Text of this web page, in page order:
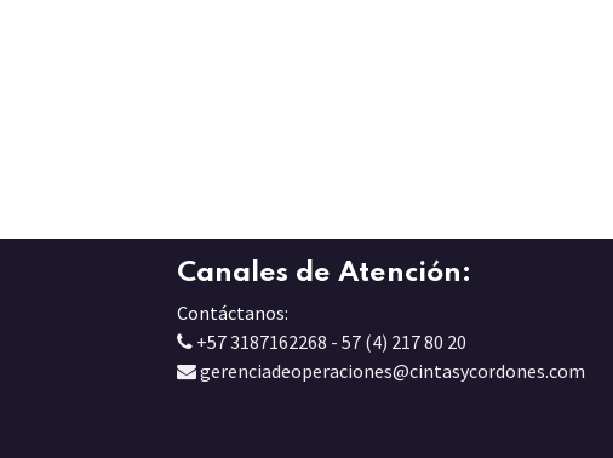
Canales de Atención:
Contáctanos:
+57 3187162268 - 57 (4) 217 80 20
gerenciadeoperaciones@cintasycordones.com